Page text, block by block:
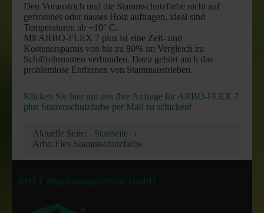
Den Voranstrich und die Stammschutzfarbe nicht auf
gefrorenes oder nasses Holz auftragen, ideal sind
Temperaturen ab +10° C.
Mit ARBO-FLEX 7 plus ist eine Zeit- und
Kostenersparnis von bis zu 80% im Vergleich zu
Schilfrohrmatten verbunden. Dazu gehört auch das
problemlose Entfernen von Stammaustrieben.
Klicken Sie hier um uns Ihre Anfrage für ARBO-FLEX 7
plus Stammschutzfarbe per Mail zu schicken!
Aktuelle Seite:
Startseite
Arbo-Flex Stammschutzfarbe